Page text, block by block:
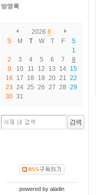
방명록
2026 8
S
M T W T F
S
1
2
3 4 5 6 7
8
9
10 11 12 13 14 15
16
17 18 19 20 21
22
23 24 25 26 27 28 29
30 31
powered by aladin